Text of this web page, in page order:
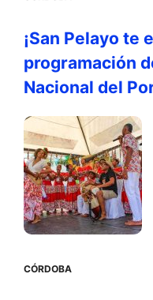
¡San Pelayo te
programación
Nacional del
CÓRDOBA